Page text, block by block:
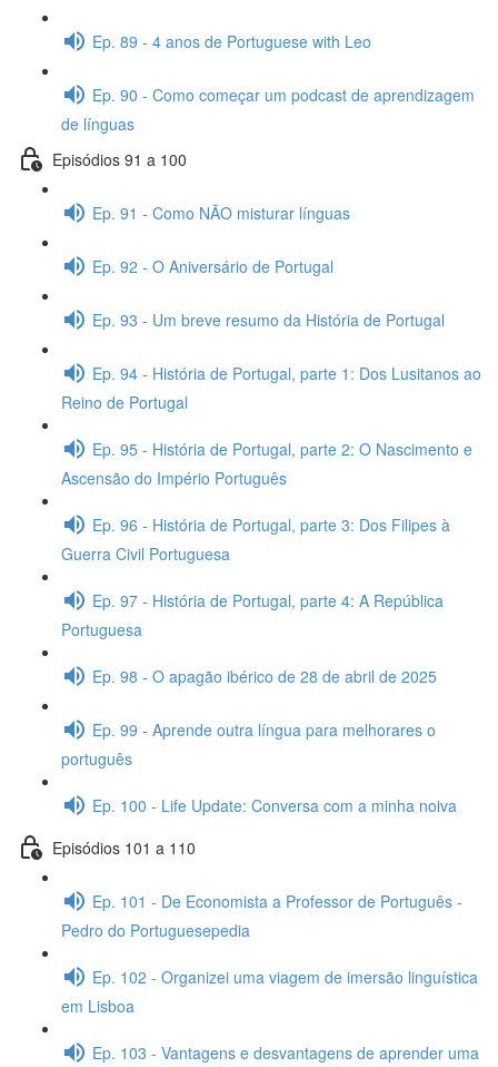
Ep. 89 - 4 anos de Portuguese with Leo
Ep. 90 - Como começar um podcast de aprendizagem
de línguas
Episódios 91 a 100
Ep. 91 - Como NÃO misturar línguas
Ep. 92 - O Aniversário de Portugal
Ep. 93 - Um breve resumo da História de Portugal
Ep. 94 - História de Portugal, parte 1: Dos Lusitanos ao
Reino de Portugal
Ep. 95 - História de Portugal, parte 2: O Nascimento e
Ascensão do Império Português
Ep. 96 - História de Portugal, parte 3: Dos Filipes à
Guerra Civil Portuguesa
Ep. 97 - História de Portugal, parte 4: A República
Portuguesa
Ep. 98 - O apagão ibérico de 28 de abril de 2025
Ep. 99 - Aprende outra língua para melhorares o
português
Ep. 100 - Life Update: Conversa com a minha noiva
Episódios 101 a 110
Ep. 101 - De Economista a Professor de Português -
Pedro do Portuguesepedia
Ep. 102 - Organizei uma viagem de imersão linguística
em Lisboa
Ep. 103 - Vantagens e desvantagens de aprender uma